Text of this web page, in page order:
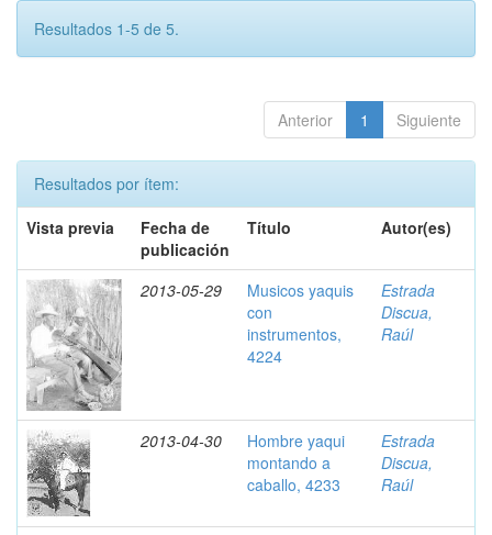
Resultados 1-5 de 5.
Anterior 1 Siguiente
Resultados por ítem:
Vista previa
Fecha de
publicación
Título Autor(es)
2013-05-29
Musicos yaquis
con
instrumentos,
4224
Estrada
Discua,
Raúl
2013-04-30
Hombre yaqui
montando a
caballo, 4233
Estrada
Discua,
Raúl